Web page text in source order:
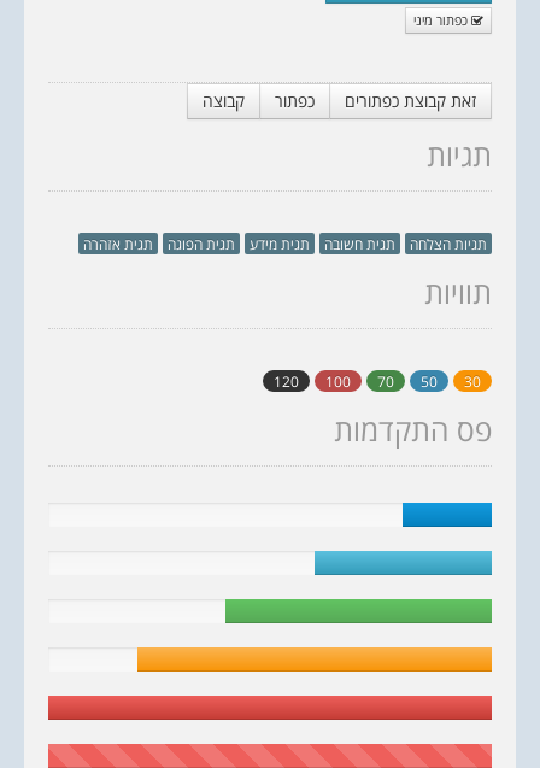
כפתור מיני
זאת קבוצת כפתורים כפתור קבוצה
תגיות
תגיות הצלחה תגית חשובה תגית מידע תגית הפוגה תגית אזהרה
תוויות
30
50
70
100
120
פס התקדמות